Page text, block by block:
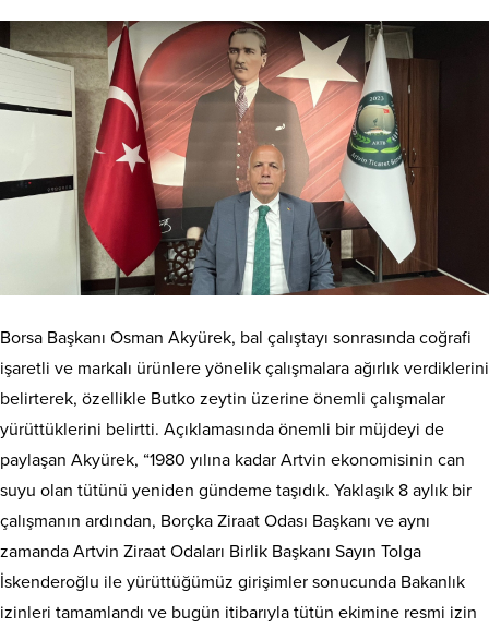
Borsa Başkanı Osman Akyürek, bal çalıştayı sonrasında coğrafi
işaretli ve markalı ürünlere yönelik çalışmalara ağırlık verdiklerini
belirterek, özellikle Butko zeytin üzerine önemli çalışmalar
yürüttüklerini belirtti. Açıklamasında önemli bir müjdeyi de
paylaşan Akyürek, “1980 yılına kadar Artvin ekonomisinin can
suyu olan tütünü yeniden gündeme taşıdık. Yaklaşık 8 aylık bir
çalışmanın ardından, Borçka Ziraat Odası Başkanı ve aynı
zamanda Artvin Ziraat Odaları Birlik Başkanı Sayın Tolga
İskenderoğlu ile yürüttüğümüz girişimler sonucunda Bakanlık
izinleri tamamlandı ve bugün itibarıyla tütün ekimine resmi izin